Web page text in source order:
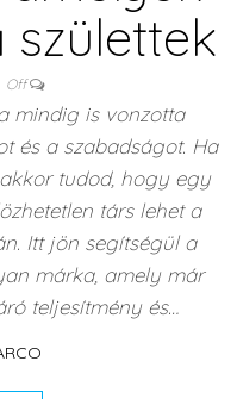
születtek
Off
mindig is vonzotta
és a szabadságot. Ha
tudod, hogy egy
társ lehet a
Itt jön segítségül a
márka, amely már
teljesítmény és…